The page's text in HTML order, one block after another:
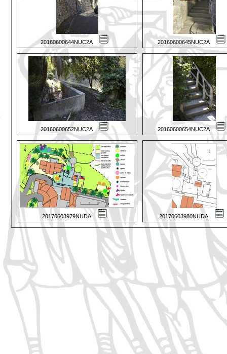
20160600644NUC2A 20160600645NUC2A
20160600652NUC2A 20160600654NUC2A
20170603979NUDA 20170603980NUDA